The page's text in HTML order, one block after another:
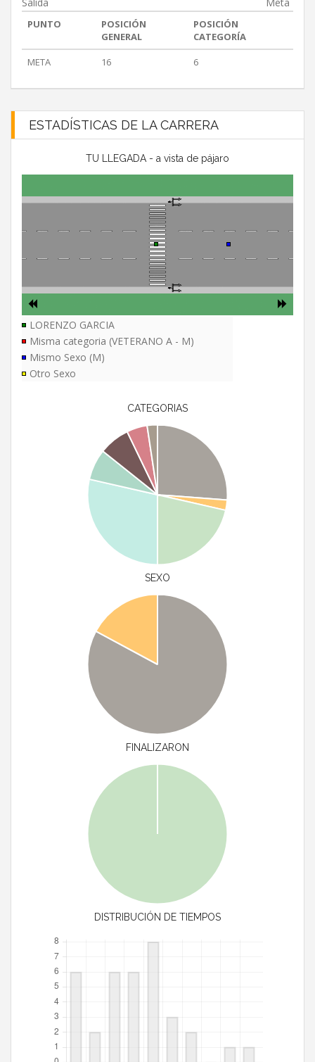
Salida Meta
PUNTO
POSICIÓN
GENERAL
POSICIÓN
CATEGORÍA
META
16 6
ESTADÍSTICAS DE LA CARRERA
TU LLEGADA - a vista de pájaro
LORENZO GARCIA
Misma categoria (VETERANO A - M)
Mismo Sexo (M)
Otro Sexo
CATEGORIAS
SEXO
FINALIZARON
DISTRIBUCIÓN DE TIEMPOS